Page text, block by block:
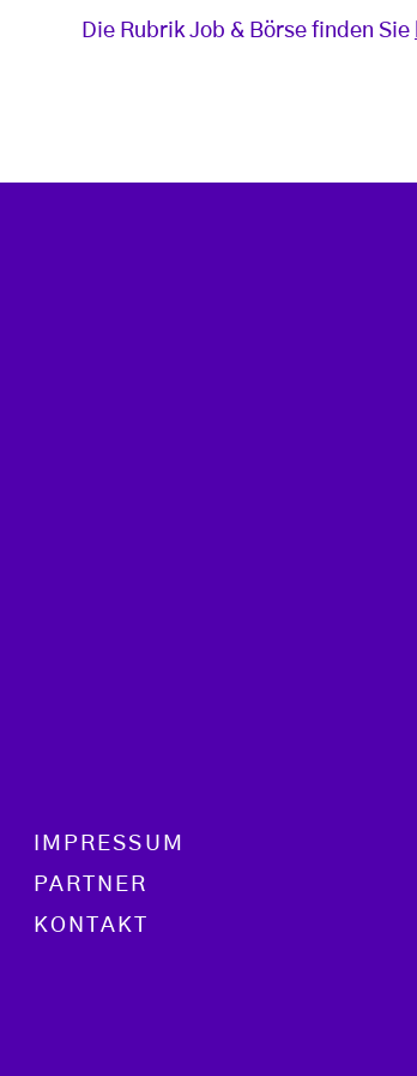
Die Rubrik Job & Börse finden Sie
Footer menu
IMPRESSUM
PARTNER
KONTAKT